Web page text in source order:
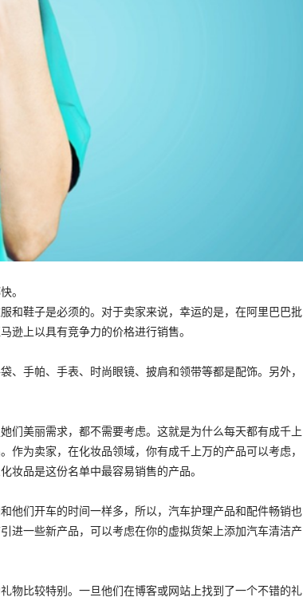
。
和鞋子是必须的。对于卖家来说，幸运的是，在阿里巴巴批
逊上以具有竞争力的价格进行销售。
、手帕、手表、时尚眼镜、披肩和领带等都是配饰。另外，
们美丽需求，都不需要考虑。这就是为什么每天都有成千上
为卖家，在化妆品领域，你有成千上万的产品可以考虑，
妆品是这份名单中最容易销售的产品。
他们开车的时间一样多，所以，汽车护理产品和配件畅销也
进一些新产品，可以考虑在你的虚拟货架上添加汽车清洁产
物比较特别。一旦他们在博客或网站上找到了一个不错的礼